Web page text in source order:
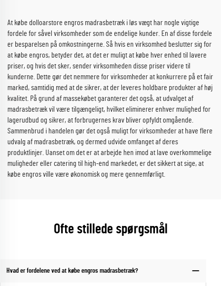
At købe dolloarstore engros madrasbetræk i løs vægt har nogle vigtige
fordele for såvel virksomheder som de endelige kunder. En af disse fordele
er besparelsen på omkostningerne. Så hvis en virksomhed beslutter sig for
at købe engros, betyder det, at det er muligt at købe hver enhed til lavere
priser, og hvis det sker, sender virksomheden disse priser videre til
kunderne. Dette gør det nemmere for virksomheder at konkurrere på et fair
marked, samtidig med at de sikrer, at der leveres holdbare produkter af høj
kvalitet. På grund af massekøbet garanterer det også, at udvalget af
madrasbetræk vil være tilgængeligt, hvilket eliminerer enhver mulighed for
lagerudbud og sikrer, at forbrugernes krav bliver opfyldt omgående.
Sammenbrud i handelen gør det også muligt for virksomheder at have flere
udvalg af madrasbetræk, og dermed udvide omfanget af deres
produktlinjer. Uanset om det er at arbejde hen imod at lave overkommelige
muligheder eller catering til high-end markedet, er det sikkert at sige, at
købe engros ville være økonomisk og mere gennemførligt.
Ofte stillede spørgsmål
Hvad er fordelene ved at købe engros madrasbetræk?